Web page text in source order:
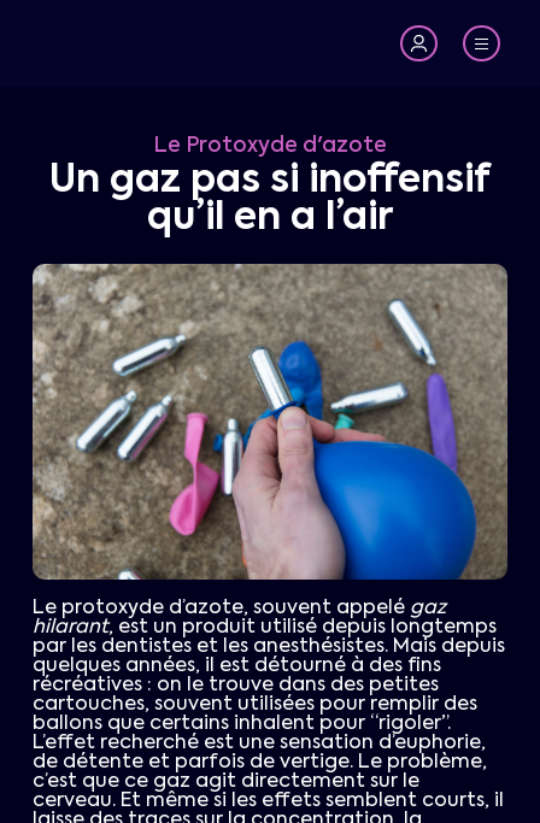
Le Protoxyde d'azote
Un gaz pas si inoffensif
qu’il en a l’air
Le protoxyde d’azote, souvent appelé gaz
hilarant, est un produit utilisé depuis longtemps
par les dentistes et les anesthésistes. Mais depuis
quelques années, il est détourné à des fins
récréatives : on le trouve dans des petites
cartouches, souvent utilisées pour remplir des
ballons que certains inhalent pour “rigoler”.
L’effet recherché est une sensation d’euphorie,
de détente et parfois de vertige. Le problème,
c’est que ce gaz agit directement sur le
cerveau. Et même si les effets semblent courts, il